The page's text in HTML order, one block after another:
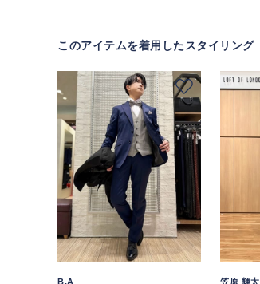
このアイテムを着用したスタイリング
B.A 笠原 輝太